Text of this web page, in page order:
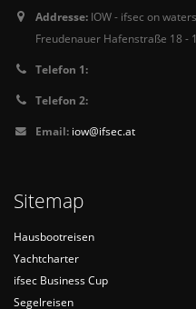
Addresse: IOW - ifsec on
Freudenauer Hafenstraße 18 -
Telefon 1:
Telefon 2:
Email: iow@ifsec.at
Sitemap
Hausbootreisen
Yachtcharter
ifsec Business Cup
Segelreisen